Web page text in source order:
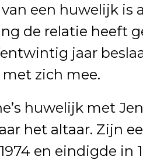
een huwelijk is
de relatie heeft
jaar
zich mee.
huwelijk met
het altaar. Zijn
en eindigde in